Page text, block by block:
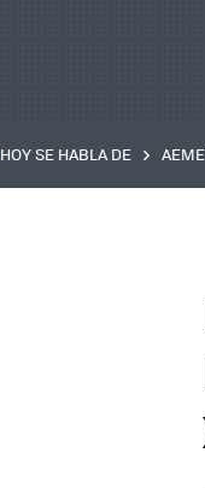
HOY SE HABLA DE